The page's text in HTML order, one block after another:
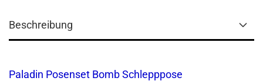
Beschreibung
Paladin Posenset Bomb Schlepppose